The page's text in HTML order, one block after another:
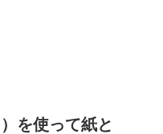
を使って紙と